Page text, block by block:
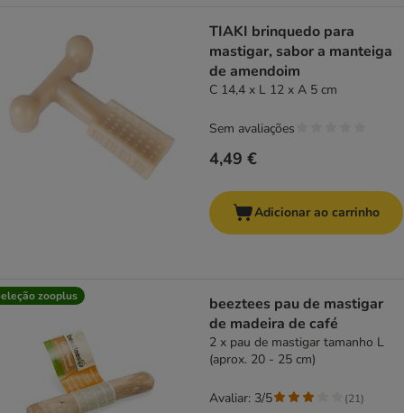
TIAKI brinquedo para
mastigar, sabor a manteiga
de amendoim
C 14,4 x L 12 x A 5 cm
4,49 €
Sem avaliações
Adicionar ao carrinho
zooplus
beeztees pau de mastigar
de madeira de café
2 x pau de mastigar tamanho L
(aprox. 20 - 25 cm)
Avaliar: 3/5 (21)